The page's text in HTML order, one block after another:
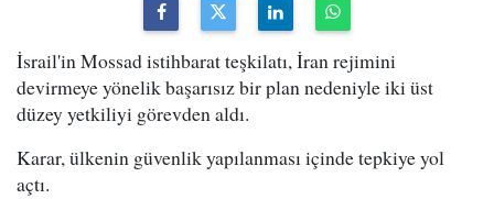
İsrail'in Mossad istihbarat teşkilatı, İran rejimini
devirmeye yönelik başarısız bir plan nedeniyle iki üst
düzey yetkiliyi görevden aldı.
Karar, ülkenin güvenlik yapılanması içinde tepkiye yol
açtı.